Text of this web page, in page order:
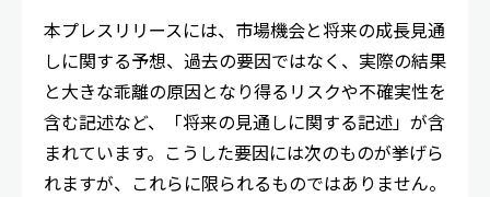
本プレスリリースには、市場機会と将来の成長見通
しに関する予想、過去の要因ではなく、実際の結果
と大きな乖離の原因となり得るリスクや不確実性を
含む記述など、「将来の見通しに関する記述」が含
まれています。こうした要因には次のものが挙げら
れますが、これらに限られるものではありません。